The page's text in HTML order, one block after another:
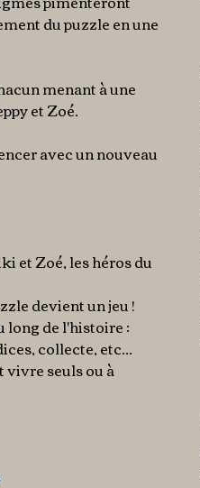
du puzzle en une
menant à une
et Zoé.
avec un nouveau
et Zoé, les héros du
devient un jeu !
long de l'histoire :
collecte, etc...
vivre seuls ou à